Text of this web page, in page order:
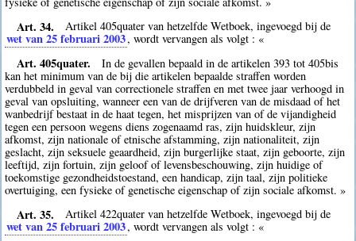
Art. 34. Artikel 405quater van hetzelfde Wetboek, ingevoegd bij de
wet van 25 februari 2003, wordt vervangen als volgt : «
Art. 405quater.
In de gevallen bepaald in de artikelen 393 tot 405bis
kan het minimum van de bij die artikelen bepaalde straffen worden
verdubbeld in geval van correctionele straffen en met twee jaar verhoogd in
geval van opsluiting, wanneer een van de drijfveren van de misdaad of het
wanbedrijf bestaat in de haat tegen, het misprijzen van of de vijandigheid
tegen een persoon wegens diens zogenaamd ras, zijn huidskleur, zijn
afkomst, zijn nationale of etnische afstamming, zijn nationaliteit, zijn
geslacht, zijn seksuele geaardheid, zijn burgerlijke staat, zijn geboorte, zijn
leeftijd, zijn fortuin, zijn geloof of levensbeschouwing, zijn huidige of
toekomstige gezondheidstoestand, een handicap, zijn taal, zijn politieke
overtuiging, een fysieke of genetische eigenschap of zijn sociale afkomst. »
Art. 35. Artikel 422quater van hetzelfde Wetboek, ingevoegd bij de
wet van 25 februari 2003, wordt vervangen als volgt : «